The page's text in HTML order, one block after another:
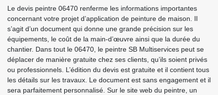
Le devis peintre 06470 renferme les informations importantes
concernant votre projet d’application de peinture de maison. Il
s’agit d’un document qui donne une grande précision sur les
équipements, le coût de la main-d’œuvre ainsi que la durée du
chantier. Dans tout le 06470, le peintre SB Multiservices peut se
déplacer de manière gratuite chez ses clients, qu’ils soient privés
ou professionnels. L’édition du devis est gratuite et il contient tous
les détails sur les travaux. Le document est sans engagement et il
sera parfaitement personnalisé. Sur le site web du peintre, un